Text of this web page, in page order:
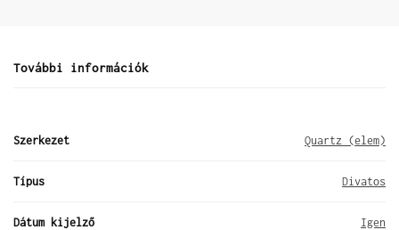
További információk
Szerkezet Quartz (elem)
Típus Divatos
Dátum kijelző Igen